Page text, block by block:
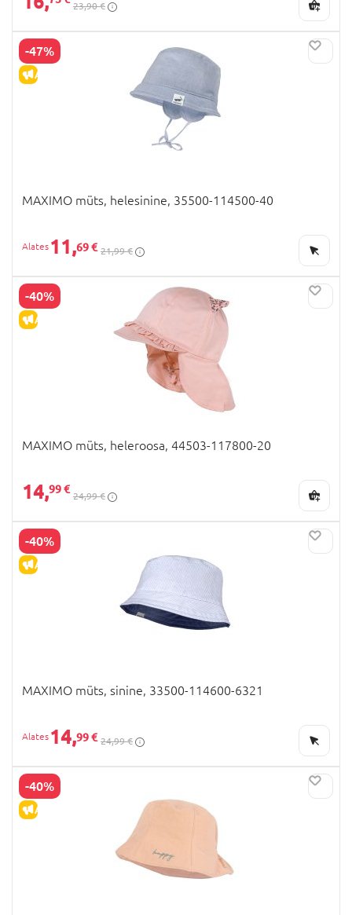
23,90 €
-47%
ALLAHINDLUS
MAXIMO müts, helesinine, 35500-114500-40
11,69 € 21,99 €
-40%
ALLAHINDLUS
MAXIMO müts, heleroosa, 44503-117800-20
14,99 €
24,99 €
-40%
ALLAHINDLUS
MAXIMO müts, sinine, 33500-114600-6321
14,99 € 24,99 €
-40%
ALLAHINDLUS